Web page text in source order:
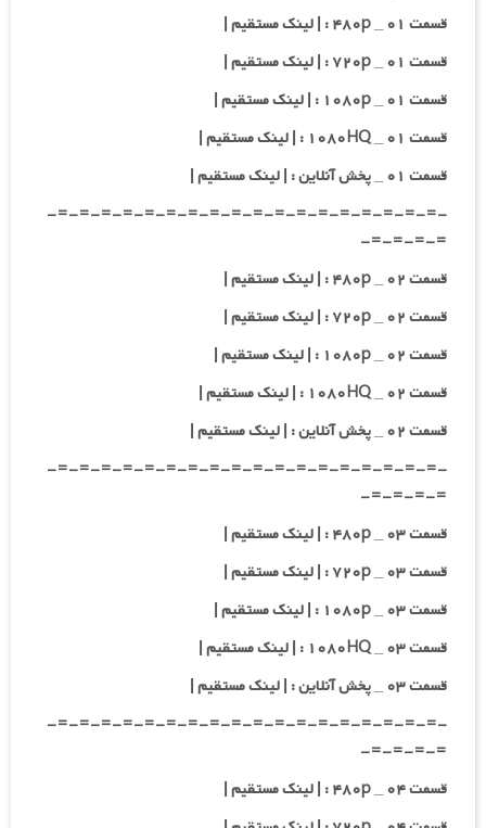
قسمت ۰۱ _ ۴۸۰p : | لینک مستقیم |
قسمت ۰۱ _ ۷۲۰p : | لینک مستقیم |
قسمت ۰۱ _ ۱۰۸۰p : | لینک مستقیم |
قسمت ۰۱ _ ۱۰۸۰HQ : | لینک مستقیم |
قسمت ۰۱ _ پخش آنلاین : | لینک مستقیم |
-=-=-=-=-=-=-=-=-=-=-=-=-=-=-=-=-=-=-
=-=-=-=-
قسمت ۰۲ _ ۴۸۰p : | لینک مستقیم |
قسمت ۰۲ _ ۷۲۰p : | لینک مستقیم |
قسمت ۰۲ _ ۱۰۸۰p : | لینک مستقیم |
قسمت ۰۲ _ ۱۰۸۰HQ : | لینک مستقیم |
قسمت ۰۲ _ پخش آنلاین : | لینک مستقیم |
-=-=-=-=-=-=-=-=-=-=-=-=-=-=-=-=-=-=-
=-=-=-=-
قسمت ۰۳ _ ۴۸۰p : | لینک مستقیم |
قسمت ۰۳ _ ۷۲۰p : | لینک مستقیم |
قسمت ۰۳ _ ۱۰۸۰p : | لینک مستقیم |
قسمت ۰۳ _ ۱۰۸۰HQ : | لینک مستقیم |
قسمت ۰۳ _ پخش آنلاین : | لینک مستقیم |
-=-=-=-=-=-=-=-=-=-=-=-=-=-=-=-=-=-=-
=-=-=-=-
قسمت ۰۴ _ ۴۸۰p : | لینک مستقیم |